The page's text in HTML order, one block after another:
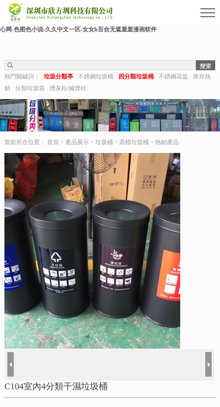
欧美伊人-麻豆精品一区二区三区-欧美日b视频-阿v天堂网-中文字幕第六页-狠狠干干-
国产h在线观看-国产嫩草视频-日日夜夜拍-亚洲第一视频网-毛片在线网站-五月婷婷开
心网-色图色小说-久久中文一区-女女h百合无遮羞羞漫画软件
熱門關鍵詞： 垃圾分類亭 不銹鋼垃圾桶 四分類垃圾桶 不銹鋼花盆
庫存熱
銷
分類垃圾箱 煙灰柱/滅煙柱
當前所在位置： 首頁> 產品展示> 垃圾桶 > 高檔垃圾桶 > 熱銷產品
C104室內4分類干濕垃圾桶